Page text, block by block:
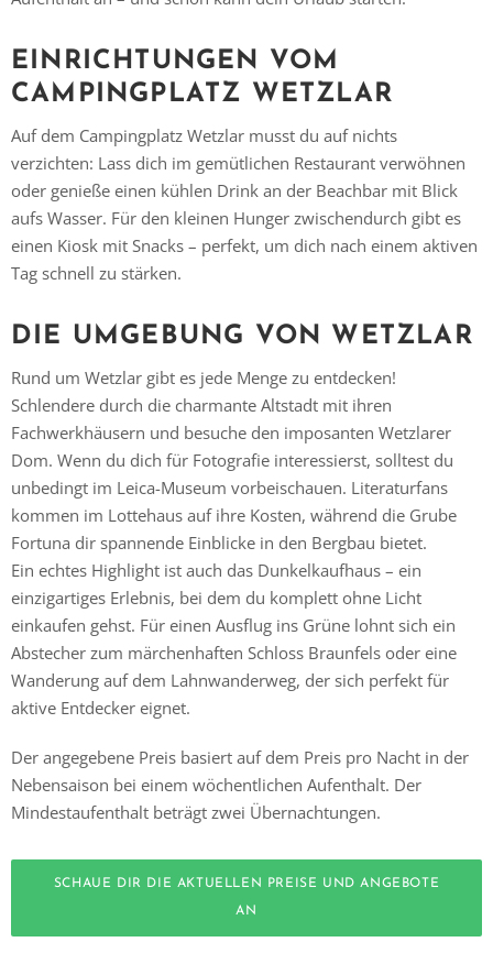
EINRICHTUNGEN VOM
CAMPINGPLATZ WETZLAR
Auf dem Campingplatz Wetzlar musst du auf nichts
verzichten: Lass dich im gemütlichen Restaurant verwöhnen
oder genieße einen kühlen Drink an der Beachbar mit Blick
aufs Wasser. Für den kleinen Hunger zwischendurch gibt es
einen Kiosk mit Snacks – perfekt, um dich nach einem aktiven
Tag schnell zu stärken.
DIE UMGEBUNG VON WETZLAR
Rund um Wetzlar gibt es jede Menge zu entdecken!
Schlendere durch die charmante Altstadt mit ihren
Fachwerkhäusern und besuche den imposanten Wetzlarer
Dom. Wenn du dich für Fotografie interessierst, solltest du
unbedingt im Leica-Museum vorbeischauen. Literaturfans
kommen im Lottehaus auf ihre Kosten, während die Grube
Fortuna dir spannende Einblicke in den Bergbau bietet.
Ein echtes Highlight ist auch das Dunkelkaufhaus – ein
einzigartiges Erlebnis, bei dem du komplett ohne Licht
einkaufen gehst. Für einen Ausflug ins Grüne lohnt sich ein
Abstecher zum märchenhaften Schloss Braunfels oder eine
Wanderung auf dem Lahnwanderweg, der sich perfekt für
aktive Entdecker eignet.
Der angegebene Preis basiert auf dem Preis pro Nacht in der
Nebensaison bei einem wöchentlichen Aufenthalt. Der
Mindestaufenthalt beträgt zwei Übernachtungen.
SCHAUE DIR DIE AKTUELLEN PREISE UND ANGEBOTE
AN
Vielen Dank für das Abonnieren unseres Newsletters.